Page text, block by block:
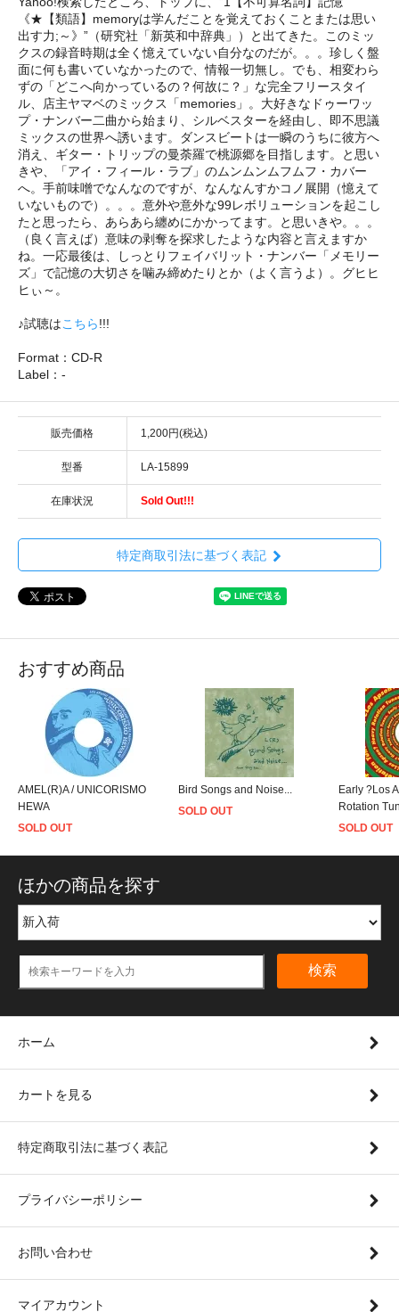
《★【類語】memoryは学んだことを覚えておくことまたは思い
出す力;～》”（研究社「新英和中辞典」）と出てきた。このミッ
クスの録音時期は全く憶えていない自分なのだが。。。珍しく盤
面に何も書いていなかったので、情報一切無し。でも、相変わら
ずの「どこへ向かっているの？何故に？」な完全フリースタイ
ル、店主ヤマベのミックス「memories」。大好きなドゥーワッ
プ・ナンバー二曲から始まり、シルベスターを経由し、即不思議
ミックスの世界へ誘います。ダンスビートは一瞬のうちに彼方へ
消え、ギター・トリップの曼荼羅で桃源郷を目指します。と思い
きや、「アイ・フィール・ラブ」のムンムンムフムフ・カバー
へ。手前味噌でなんなのですが、なんなんすかコノ展開（憶えて
いないもので）。。。意外や意外な99レボリューションを起こし
たと思ったら、あらあら纏めにかかってます。と思いきや。。。
（良く言えば）意味の剥奪を探求したような内容と言えますか
ね。一応最後は、しっとりフェイバリット・ナンバー「メモリー
ズ」で記憶の大切さを噛み締めたりとか（よく言うよ）。グヒヒ
ヒぃ～。
♪試聴はこちら!!!
Format：CD-R
Label：-
販売価格 1,200円(税込)
型番 LA-15899
在庫状況 Sold Out!!!
特定商取引法に基づく表記
おすすめ商品
AMEL(R)A / UNICORISMO
HEWA
SOLD OUT
Bird Songs and Noise...
SOLD OUT
Early ?Los
Rotation
SOLD OUT
ほかの商品を探す
検索
ホーム
カートを見る
特定商取引法に基づく表記
プライバシーポリシー
お問い合わせ
マイアカウント